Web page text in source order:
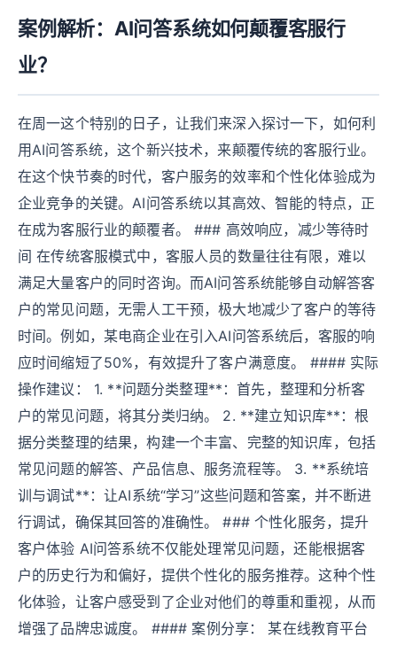
案例解析：AI问答系统如何颠覆客服行
业？
在周一这个特别的日子，让我们来深入探讨一下，如何利
用AI问答系统，这个新兴技术，来颠覆传统的客服行业。
在这个快节奏的时代，客户服务的效率和个性化体验成为
企业竞争的关键。AI问答系统以其高效、智能的特点，正
在成为客服行业的颠覆者。 ### 高效响应，减少等待时
间 在传统客服模式中，客服人员的数量往往有限，难以
满足大量客户的同时咨询。而AI问答系统能够自动解答客
户的常见问题，无需人工干预，极大地减少了客户的等待
时间。例如，某电商企业在引入AI问答系统后，客服的响
应时间缩短了50%，有效提升了客户满意度。 #### 实际
操作建议： 1. **问题分类整理**：首先，整理和分析客
户的常见问题，将其分类归纳。 2. **建立知识库**：根
据分类整理的结果，构建一个丰富、完整的知识库，包括
常见问题的解答、产品信息、服务流程等。 3. **系统培
训与调试**：让AI系统“学习”这些问题和答案，并不断进
行调试，确保其回答的准确性。 ### 个性化服务，提升
客户体验 AI问答系统不仅能处理常见问题，还能根据客
户的历史行为和偏好，提供个性化的服务推荐。这种个性
化体验，让客户感受到了企业对他们的尊重和重视，从而
增强了品牌忠诚度。 #### 案例分享： 某在线教育平台